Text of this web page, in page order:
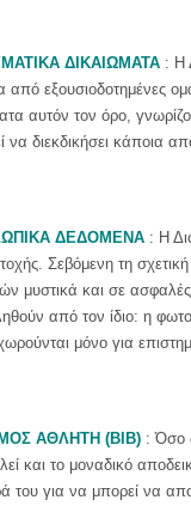
ΔΙΚΑΙΩΜΑΤΑ : Η
εξουσιοδοτημένες
αυτόν τον όρο,
να διεκδικήσει κάποια
ΔΕΔΟΜΕΝΑ : Η
Σεβόμενη τη
μυστικά και σε
από τον ίδιο: η
μόνο για
ΑΘΛΗΤΗ (ΒΙΒ) : Όσο
και το μοναδικό
του για να μπορεί να